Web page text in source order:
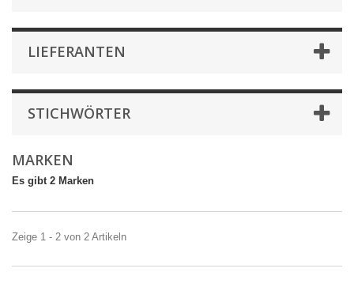
LIEFERANTEN
STICHWÖRTER
MARKEN
Es gibt 2 Marken
Zeige 1 - 2 von 2 Artikeln